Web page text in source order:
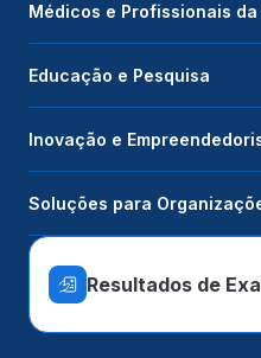
Médicos e Profissionais da
Educação e Pesquisa
Inovação e
Soluções para
Resultados de